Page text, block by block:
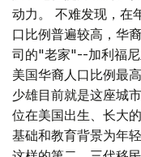
动力。 不难发现，在
口比例普遍较高，华
司的"老家"--加利福
美国华裔人口比例最
少雄目前就是这座城
位在美国出生、长大
基础和教育背景为年